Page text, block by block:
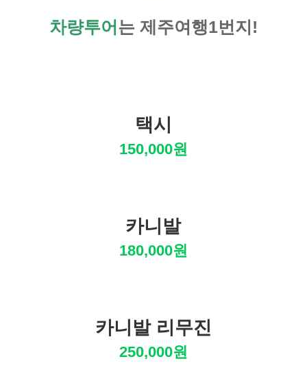
차량투어 는 제주여행1번지!
택시
150,000원
카니발
180,000원
카니발 리무진
250,000원